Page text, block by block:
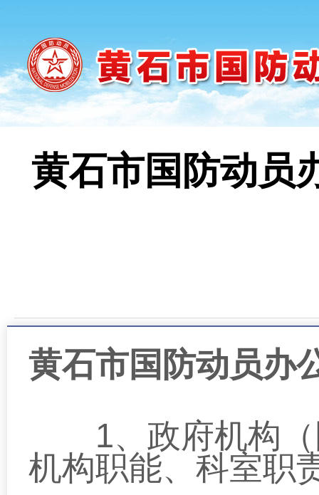
黄石市国防动员
黄石市国防动员办
1、政府机构
机构职能、科室职